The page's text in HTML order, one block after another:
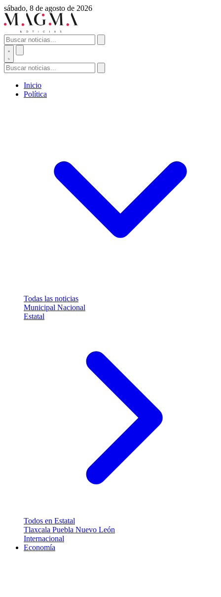
sábado, 8 de agosto de 2026
Inicio
Política
Todas las noticias
Municipal Nacional
Estatal
Todos en Estatal
Tlaxcala Puebla Nuevo León
Internacional
Economía